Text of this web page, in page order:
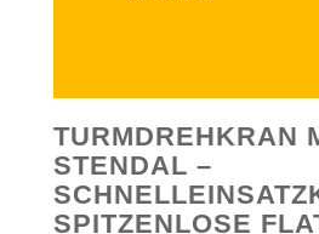
TURMDREHKRAN
STENDAL –
SPITZENLOSE